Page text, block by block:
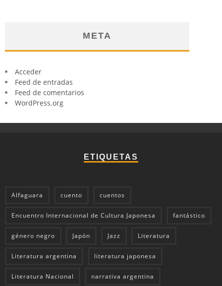
META
Acceder
Feed de entradas
Feed de comentarios
WordPress.org
ETIQUETAS
Alfaguara cuento cuentos
Encuentro Internacional de Cultura Japonesa fantástico
género negro Japón Jazz Literatura
Literatura argentina literatura japonesa
Literatura Nacional narrativa argentina